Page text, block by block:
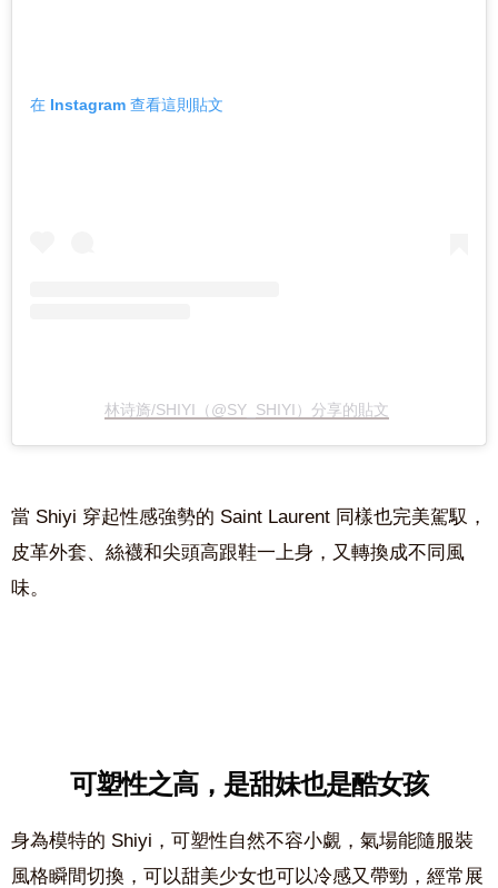
在 Instagram 查看這則貼文
林诗旖/SHIYI（@SY_SHIYI）分享的貼文
當 Shiyi 穿起性感強勢的 Saint Laurent 同樣也完美駕馭，
皮革外套、絲襪和尖頭高跟鞋一上身，又轉換成不同風
味。
可塑性之高，是甜妹也是酷女孩
身為模特的 Shiyi，可塑性自然不容小覷，氣場能隨服裝
風格瞬間切換，可以甜美少女也可以冷感又帶勁，經常展